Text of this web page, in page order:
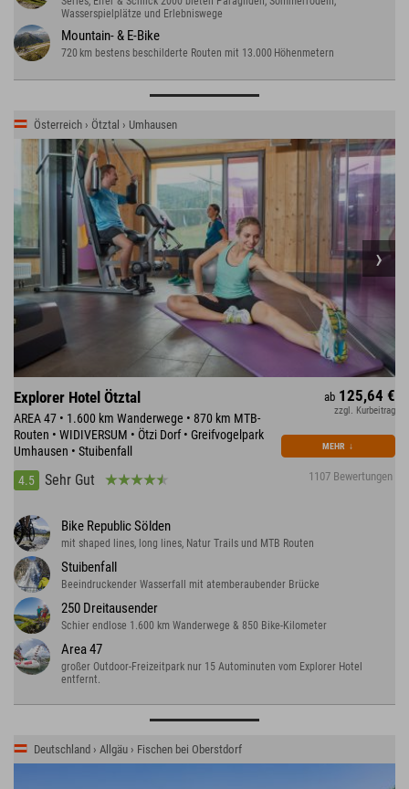
Wasserspielplätze und Erlebniswege
Mountain- & E-Bike
720 km bestens beschilderte Routen mit 13.000 Höhenmetern
Österreich › Ötztal › Umhausen
Explorer Hotel Ötztal
AREA 47 • 1.600 km Wanderwege • 870 km MTB-
Routen • WIDIVERSUM • Ötzi Dorf • Greifvogelpark
Umhausen • Stuibenfall
4.5
Sehr Gut 1107 Bewertungen
ab 125,64 €
zzgl. Kurbeitrag
MEHR ↓
Bike Republic Sölden
mit shaped lines, long lines, Natur Trails und MTB Routen
Stuibenfall
Beeindruckender Wasserfall mit atemberaubender Brücke
250 Dreitausender
Schier endlose 1.600 km Wanderwege & 850 Bike-Kilometer
Area 47
großer Outdoor-Freizeitpark nur 15 Autominuten vom Explorer Hotel
entfernt.
Deutschland › Allgäu › Fischen bei Oberstdorf